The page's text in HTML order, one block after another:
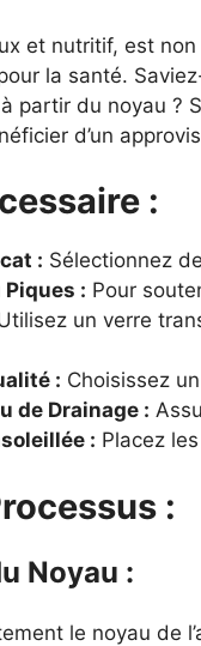
et nutritif, est
la santé.
partir du noyau ?
d’un
:
: Sélectionnez
: Pour
un verre
: Choisissez
de Drainage :
: Placez
:
Noyau :
le noyau de